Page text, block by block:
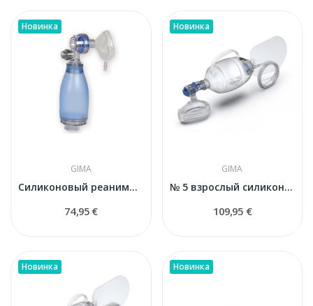
Новинка
GIMA
Силиконовый реанимационный мешок GIMA с маской...
74,95 €
Новинка
GIMA
№ 5 взрослый силиконовый реанимационный набор с...
109,95 €
Новинка Новинка